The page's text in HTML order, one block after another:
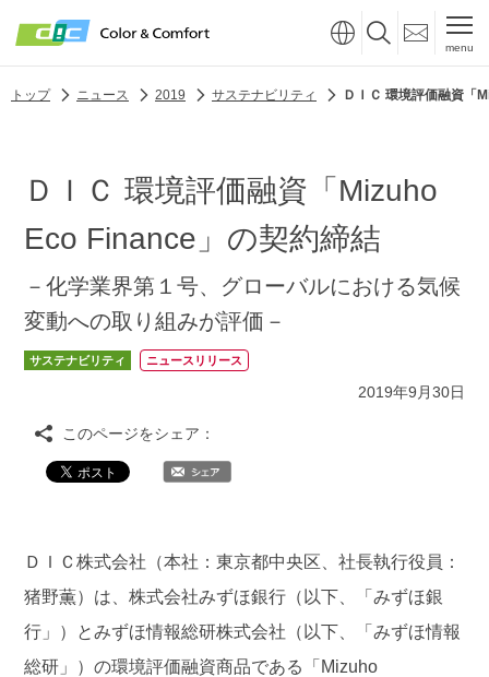
menu
トップ ニュース 2019 サステナビリティ ＤＩＣ 環境評価融資「
ＤＩＣ 環境評価融資「Mizuho
Eco Finance」の契約締結
－化学業界第１号、グローバルにおける気候
変動への取り組みが評価－
サステナビリティ ニュースリリース
2019年9月30日
このページをシェア：
ＤＩＣ株式会社（本社：東京都中央区、社長執行役員：
猪野薫）は、株式会社みずほ銀行（以下、「みずほ銀
行」）とみずほ情報総研株式会社（以下、「みずほ情報
総研」）の環境評価融資商品である「Mizuho